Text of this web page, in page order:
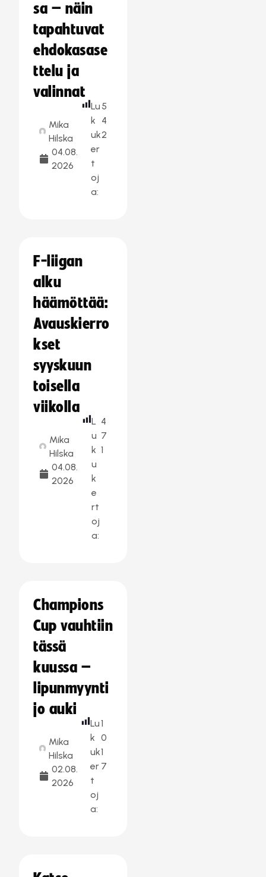
sa – näin
tapahtuvat
ehdokasase
ttelu ja
valinnat
Mika
Hilska
04.08.
2026
Lu
k
uk
er
t
oj
a:
5
4
2
F-liigan
alku
häämöttää:
Avauskierro
kset
syyskuun
toisella
viikolla
Mika
Hilska
04.08.
2026
L
u
k
u
k
e
rt
oj
a:
4
7
1
Champions
Cup vauhtiin
tässä
kuussa –
lipunmyynti
jo auki
Mika
Hilska
02.08.
2026
Lu
k
uk
er
t
oj
a:
1
0
1
7